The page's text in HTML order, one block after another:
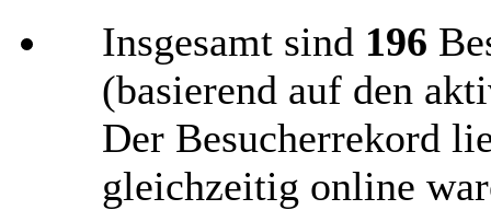
Insgesamt sind 196
(basierend auf den
Der Besucherrekord
gleichzeitig online